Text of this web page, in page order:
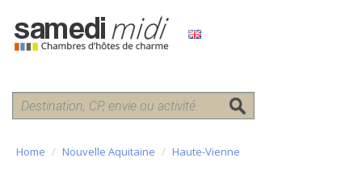
Home Nouvelle Aquitaine Haute-Vienne